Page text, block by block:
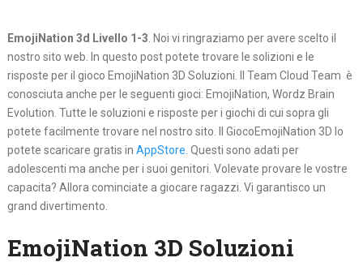
EmojiNation 3d Livello 1-3. Noi vi ringraziamo per avere scelto il
nostro sito web. In questo post potete trovare le solizioni e le
risposte per il gioco EmojiNation 3D Soluzioni. Il Team Cloud Team è
conosciuta anche per le seguenti gioci: EmojiNation, Wordz Brain
Evolution. Tutte le soluzioni e risposte per i giochi di cui sopra gli
potete facilmente trovare nel nostro sito. Il GiocoEmojiNation 3D lo
potete scaricare gratis in AppStore. Questi sono adati per
adolescenti ma anche per i suoi genitori. Volevate provare le vostre
capacita? Allora cominciate a giocare ragazzi. Vi garantisco un
grand divertimento.
EmojiNation 3D Soluzioni